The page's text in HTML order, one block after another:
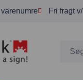
Fri fragt